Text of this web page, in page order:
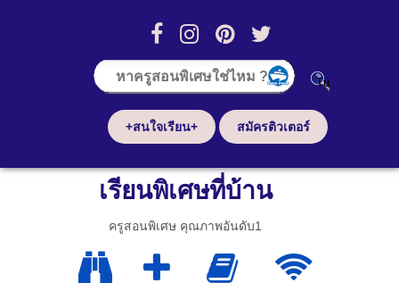
+สนใจเรียน+ สมัครติวเตอร์
เรียนพิเศษที่บ้าน
ครูสอนพิเศษ คุณภาพอันดับ1